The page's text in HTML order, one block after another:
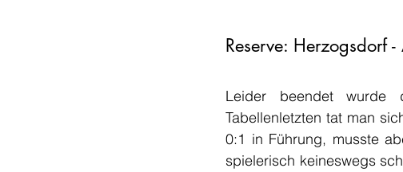
Reserve: Herzogsdorf
Leider beendet wurde
Tabellenletzten tat man
0:1 in Führung, musste
spielerisch keineswegs